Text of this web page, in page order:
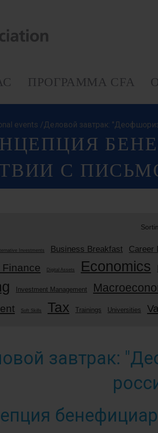
ПРОГРАММА CFA
events /Деловой завтрак:
С
Investments Business Breakfast Career
Digital Assets Economics
Investment Management
Soft Skills Tax Trainings Universities
завтрак: